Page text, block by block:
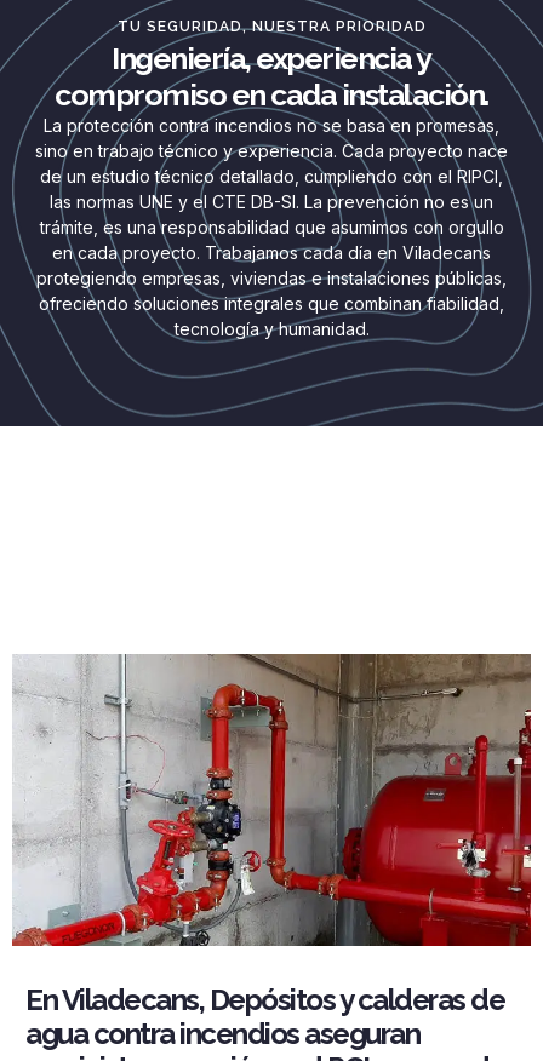
TU SEGURIDAD, NUESTRA PRIORIDAD
Ingeniería, experiencia y
compromiso en cada instalación.
La protección contra incendios no se basa en promesas,
sino en trabajo técnico y experiencia. Cada proyecto nace
de un estudio técnico detallado, cumpliendo con el RIPCI,
las normas UNE y el CTE DB-SI. La prevención no es un
trámite, es una responsabilidad que asumimos con orgullo
en cada proyecto. Trabajamos cada día en Viladecans
protegiendo empresas, viviendas e instalaciones públicas,
ofreciendo soluciones integrales que combinan fiabilidad,
tecnología y humanidad.
En Viladecans, Depósitos y calderas de
agua contra incendios aseguran